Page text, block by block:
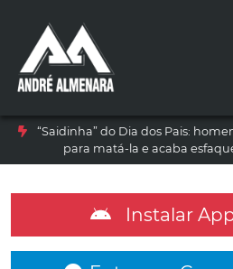
“Saidinha” do Dia dos Pais:
para matá-la e acaba
Instalar